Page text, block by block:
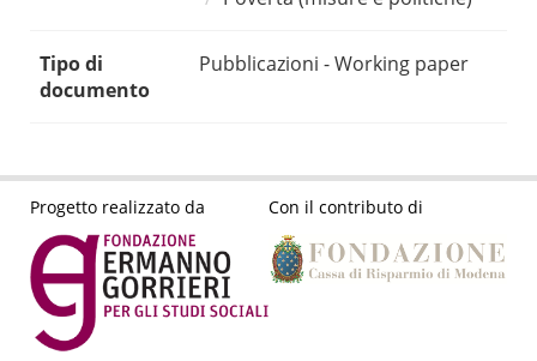
Tipo di
documento
Pubblicazioni - Working paper
Progetto realizzato da Con il contributo di